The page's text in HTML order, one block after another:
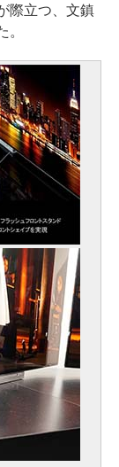
際立つ、文鎮